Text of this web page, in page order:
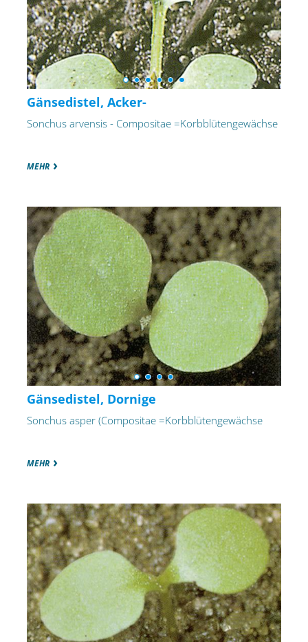
Gänsedistel, Acker-
Sonchus arvensis - Compositae =Korbblütengewächse
MEHR
Gänsedistel, Dornige
Sonchus asper (Compositae =Korbblütengewächse
MEHR